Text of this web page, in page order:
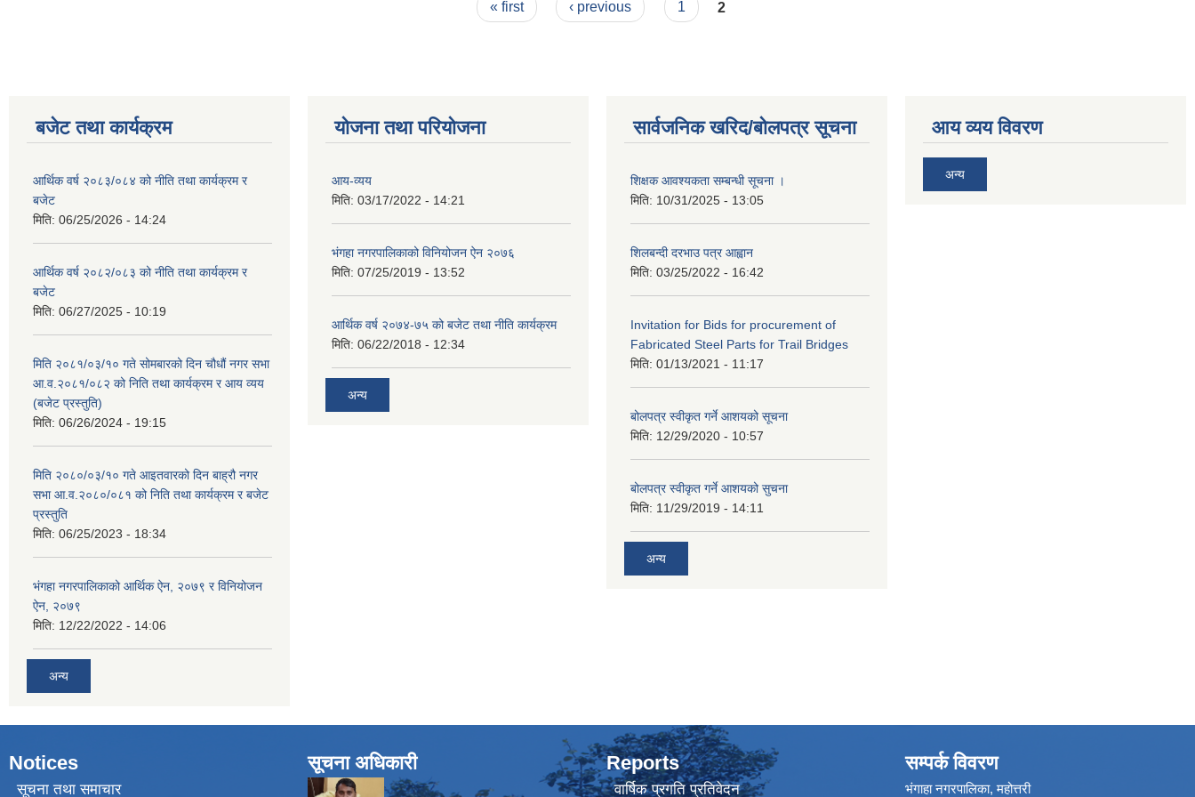
« first ‹ previous 1 2
बजेट तथा कार्यक्रम
आर्थिक वर्ष २०८३/०८४ को नीति तथा कार्यक्रम र
बजेट
मिति: 06/25/2026 - 14:24
आर्थिक वर्ष २०८२/०८३ को नीति तथा कार्यक्रम र
बजेट
मिति: 06/27/2025 - 10:19
मिति २०८१/०३/१० गते सोमबारको दिन चौधौं नगर सभा
आ.व.२०८१/०८२ को निति तथा कार्यक्रम र आय व्यय
(बजेट प्रस्तुति)
मिति: 06/26/2024 - 19:15
मिति २०८०/०३/१० गते आइतवारको दिन बाह्रौ नगर
सभा आ.व.२०८०/०८१ को निति तथा कार्यक्रम र बजेट
प्रस्तुति
मिति: 06/25/2023 - 18:34
भंगहा नगरपालिकाको आर्थिक ऐन, २०७९ र विनियोजन
ऐन, २०७९
मिति: 12/22/2022 - 14:06
अन्य
योजना तथा परियोजना
आय-व्यय
मिति: 03/17/2022 - 14:21
भंगहा नगरपालिकाको विनियोजन ऐन २०७६
मिति: 07/25/2019 - 13:52
आर्थिक वर्ष २०७४-७५ को बजेट तथा नीति कार्यक्रम
मिति: 06/22/2018 - 12:34
अन्य
सार्वजनिक खरिद/बोलपत्र सूचना
शिक्षक आवश्यकता सम्बन्धी सूचना ।
मिति: 10/31/2025 - 13:05
शिलबन्दी दरभाउ पत्र आह्वान
मिति: 03/25/2022 - 16:42
Invitation for Bids for procurement of
Fabricated Steel Parts for Trail Bridges
मिति: 01/13/2021 - 11:17
बोलपत्र स्वीकृत गर्ने आशयको सूचना
मिति: 12/29/2020 - 10:57
बोलपत्र स्वीकृत गर्ने आशयको सुचना
मिति: 11/29/2019 - 14:11
अन्य
आय व्यय विवरण
अन्य
Notices
सूचना तथा समाचार
सूचना अधिकारी Reports
वार्षिक प्रगति प्रतिवेदन
सम्पर्क विवरण
भंगाहा नगरपालिका, महोत्तरी